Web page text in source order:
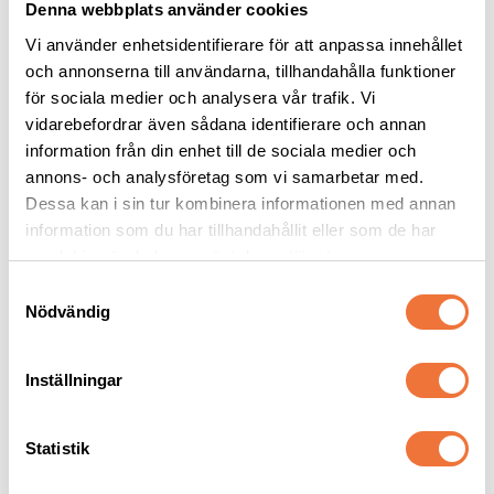
Denna webbplats använder cookies
Vi använder enhetsidentifierare för att anpassa innehållet
och annonserna till användarna, tillhandahålla funktioner
för sociala medier och analysera vår trafik. Vi
vidarebefordrar även sådana identifierare och annan
information från din enhet till de sociala medier och
annons- och analysföretag som vi samarbetar med.
Dessa kan i sin tur kombinera informationen med annan
information som du har tillhandahållit eller som de har
samlat in när du har använt deras tjänster.
Nödvändig
Inställningar
Statistik
Resco
utställningskoppel
Martingale halvstryp -
Högkvalitativt koppel i två storlekar
319kr
Resco
utställningskoppel
Snap med silverfärgad
hake - Mahogany
189kr